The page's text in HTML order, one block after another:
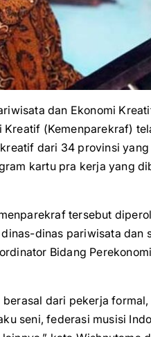
dan Ekonomi
(Kemenparekraf)
dari 34 provinsi
kartu pra kerja yang
tersebut
dinas pariwisata dan
Bidang
dari pekerja
seni, federasi musisi